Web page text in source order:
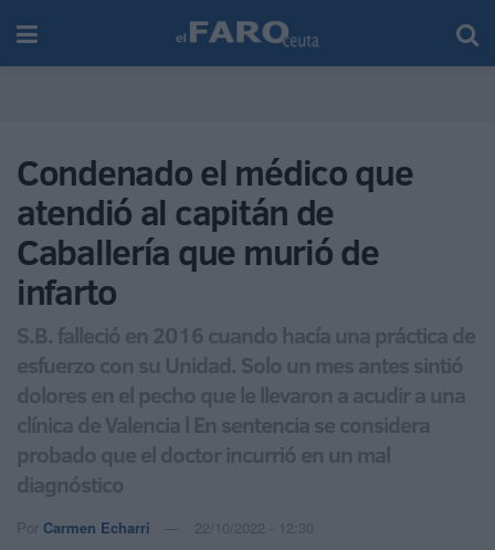
Condenado el médico que
atendió al capitán de
Caballería que murió de
infarto
S.B. falleció en 2016 cuando hacía una práctica de
esfuerzo con su Unidad. Solo un mes antes sintió
dolores en el pecho que le llevaron a acudir a una
clínica de Valencia l En sentencia se considera
probado que el doctor incurrió en un mal
diagnóstico
Por Carmen Echarri